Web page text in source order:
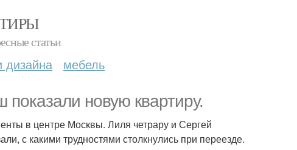
статьи
дизайна мебель
новую квартиру.
в центре Москвы. Лиля четрару и Сергей
с какими трудностями столкнулись при переезде.